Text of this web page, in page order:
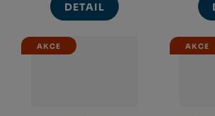
DETAIL
AKCE AKCE